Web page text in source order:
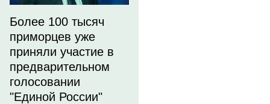
Более 100 тысяч
приморцев уже
приняли участие в
предварительном
голосовании
"Единой России"